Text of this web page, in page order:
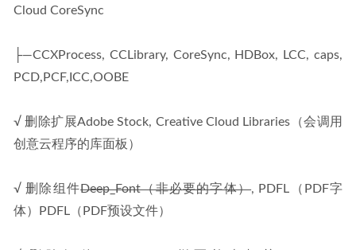
Cloud CoreSync
├—CCXProcess, CCLibrary, CoreSync, HDBox, LCC, caps,
PCD,PCF,ICC,OOBE
√ 删除扩展Adobe Stock, Creative Cloud Libraries（会调用
创意云程序的库面板）
√ 删除组件Deep_Font（非必要的字体）, PDFL（PDF字
体）PDFL（PDF预设文件）